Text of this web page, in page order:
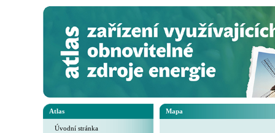
Atlas
Úvodní stránka
Mapa